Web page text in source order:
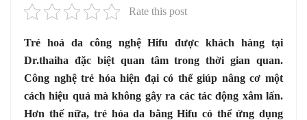
Rate this post
Trẻ hoá da công nghệ Hifu được khách hàng tại
Dr.thaiha đặc biệt quan tâm trong thời gian quan.
Công nghệ trẻ hóa hiện đại có thể giúp nâng cơ một
cách hiệu quả mà không gây ra các tác động xâm lấn.
Hơn thế nữa, trẻ hóa da bằng Hifu có thể ứng dụng